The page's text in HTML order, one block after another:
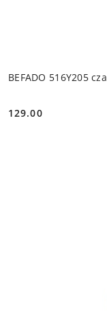
BEFADO 516Y205
Cena:
129.00